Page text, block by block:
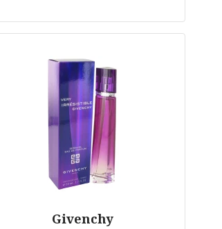
Givenchy